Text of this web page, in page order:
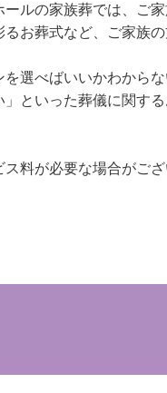
ールの家族葬では、ご
るお葬式など、ご家族
を選べばいいかわから
」といった葬儀に関す
料が必要な場合がご